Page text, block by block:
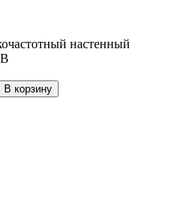
настенный
В корзину